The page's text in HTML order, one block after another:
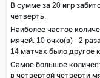
В сумме за 20 игр
четверть.
Наиболее частое
мячей: 10 очко(в) - 2
14 матчах было другое
Самое большое
в четвертой четверти